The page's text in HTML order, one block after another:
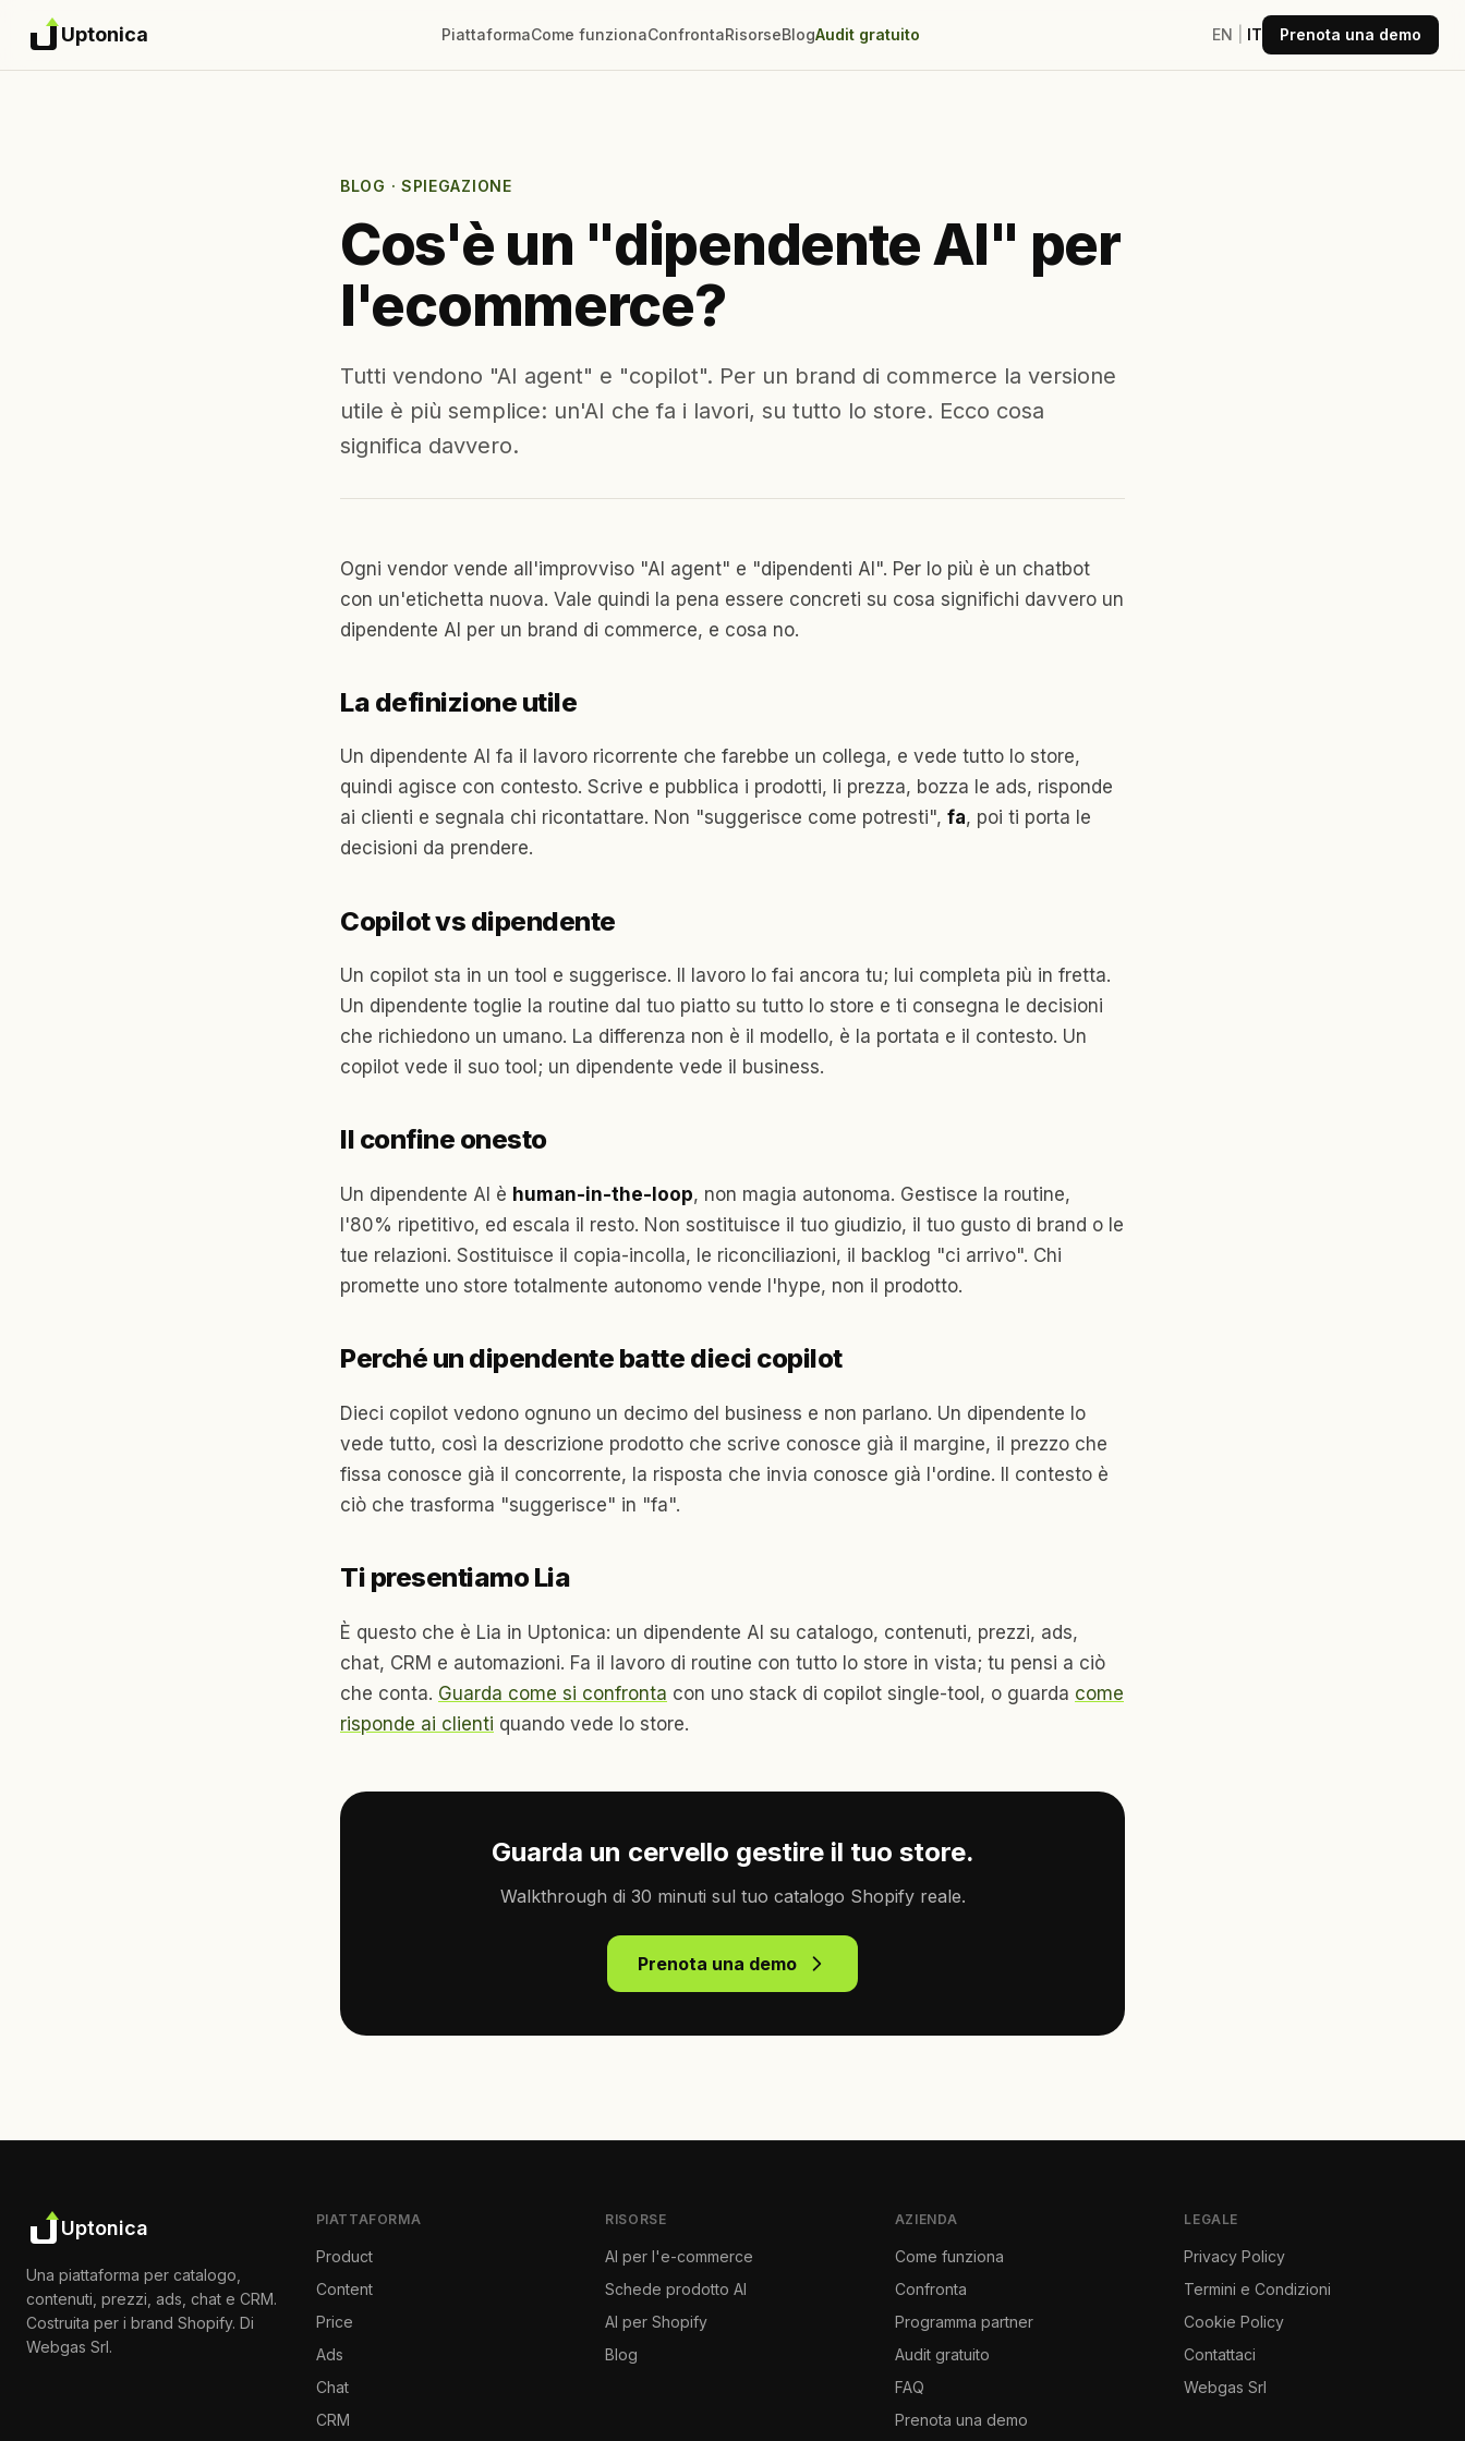
Uptonica PiattaformaCome funzionaConfrontaRisorseBlogAudit gratuito EN IT Prenota una demo
BLOG · SPIEGAZIONE
Cos'è un "dipendente AI" per
l'ecommerce?
Tutti vendono "AI agent" e "copilot". Per un brand di commerce la versione
utile è più semplice: un'AI che fa i lavori, su tutto lo store. Ecco cosa
significa davvero.
Ogni vendor vende all'improvviso "AI agent" e "dipendenti AI". Per lo più è un chatbot
con un'etichetta nuova. Vale quindi la pena essere concreti su cosa significhi davvero un
dipendente AI per un brand di commerce, e cosa no.
La definizione utile
Un dipendente AI fa il lavoro ricorrente che farebbe un collega, e vede tutto lo store,
quindi agisce con contesto. Scrive e pubblica i prodotti, li prezza, bozza le ads, risponde
ai clienti e segnala chi ricontattare. Non "suggerisce come potresti", fa, poi ti porta le
decisioni da prendere.
Copilot vs dipendente
Un copilot sta in un tool e suggerisce. Il lavoro lo fai ancora tu; lui completa più in fretta.
Un dipendente toglie la routine dal tuo piatto su tutto lo store e ti consegna le decisioni
che richiedono un umano. La differenza non è il modello, è la portata e il contesto. Un
copilot vede il suo tool; un dipendente vede il business.
Il confine onesto
Un dipendente AI è human-in-the-loop, non magia autonoma. Gestisce la routine,
l'80% ripetitivo, ed escala il resto. Non sostituisce il tuo giudizio, il tuo gusto di brand o le
tue relazioni. Sostituisce il copia-incolla, le riconciliazioni, il backlog "ci arrivo". Chi
promette uno store totalmente autonomo vende l'hype, non il prodotto.
Perché un dipendente batte dieci copilot
Dieci copilot vedono ognuno un decimo del business e non parlano. Un dipendente lo
vede tutto, così la descrizione prodotto che scrive conosce già il margine, il prezzo che
fissa conosce già il concorrente, la risposta che invia conosce già l'ordine. Il contesto è
ciò che trasforma "suggerisce" in "fa".
Ti presentiamo Lia
È questo che è Lia in Uptonica: un dipendente AI su catalogo, contenuti, prezzi, ads,
chat, CRM e automazioni. Fa il lavoro di routine con tutto lo store in vista; tu pensi a ciò
che conta. Guarda come si confronta con uno stack di copilot single-tool, o guarda come
risponde ai clienti quando vede lo store.
Guarda un cervello gestire il tuo store.
Walkthrough di 30 minuti sul tuo catalogo Shopify reale.
Prenota una demo
Uptonica
Una piattaforma per catalogo,
contenuti, prezzi, ads, chat e CRM.
Costruita per i brand Shopify. Di
Webgas Srl.
PIATTAFORMA
Product
Content
Price
Ads
Chat
CRM
RISORSE
AI per l'e-commerce
Schede prodotto AI
AI per Shopify
Blog
AZIENDA
Come funziona
Confronta
Programma partner
Audit gratuito
FAQ
Prenota una demo
LEGALE
Privacy Policy
Termini e Condizioni
Cookie Policy
Contattaci
Webgas Srl